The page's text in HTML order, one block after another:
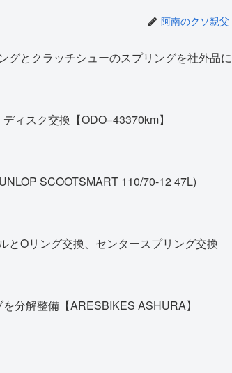
阿南のクソ親父
グとクラッチシューのスプリングを社外品に
ィスク交換【ODO=43370km】
SCOOTSMART 110/70-12 47L)
とOリング交換、センタースプリング交換
分解整備【ARESBIKES ASHURA】